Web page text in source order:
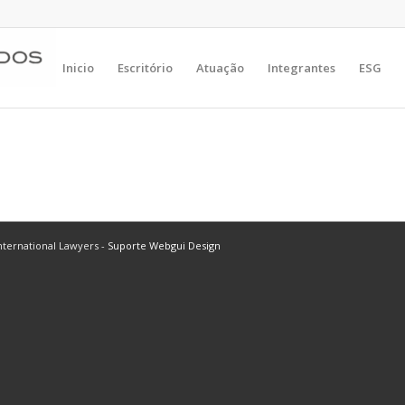
Inicio Escritório Atuação Integrantes ESG
Lawyers - Suporte Webgui Design